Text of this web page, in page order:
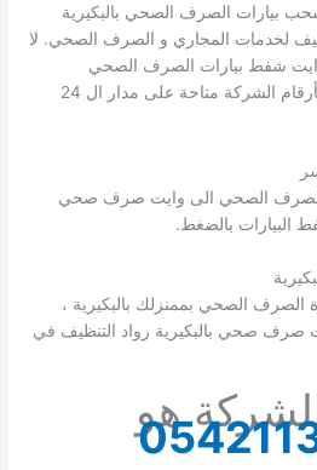
بيارات الصرف الصحي بالبكيرية
لخدمات المجاري و الصرف الصحي. لا
شفط بيارات الصرف الصحي
بالبكيرية في اي وقت تشاء فأرقام الشركة متاحة على مدار ال 24
الصحي الى وايت صرف صحي
بالضغط.
الصحي بممنزلك بالبكيرية ،
صرف صحي بالبكيرية رواد التنظيف في
هو